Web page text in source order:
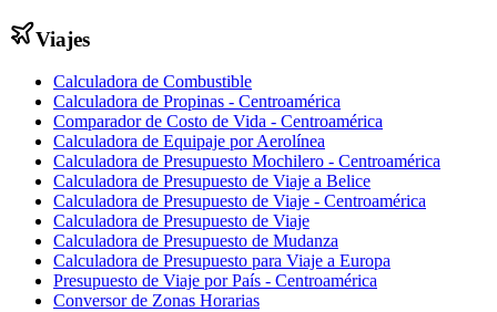
Viajes
Calculadora de Combustible
Calculadora de Propinas - Centroamérica
Comparador de Costo de Vida - Centroamérica
Calculadora de Equipaje por Aerolínea
Calculadora de Presupuesto Mochilero - Centroamérica
Calculadora de Presupuesto de Viaje a Belice
Calculadora de Presupuesto de Viaje - Centroamérica
Calculadora de Presupuesto de Viaje
Calculadora de Presupuesto de Mudanza
Calculadora de Presupuesto para Viaje a Europa
Presupuesto de Viaje por País - Centroamérica
Conversor de Zonas Horarias